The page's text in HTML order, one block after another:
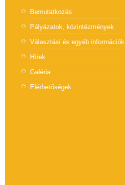
Bemutatkozás
Pályázatok, közintézmények
Választási és egyéb információk
Hírek
Galéria
Elérhetőségek